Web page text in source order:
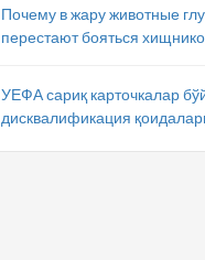
Почему в жару животные
перестают бояться
УЕФА сариқ карточкалар
дисквалификация